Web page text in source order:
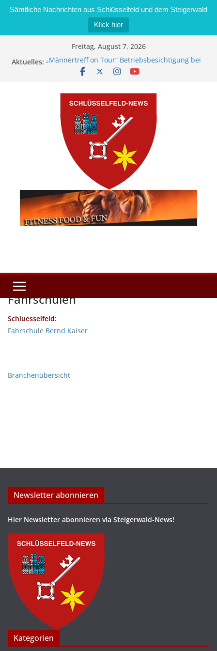
Sämtliche Nachrichten aus Schlüsselfeld und dem Steigerwald
Klick hier
Freitag, August 7, 2026
Aktuelles: „Männertreff on Tour“ Betriebsbesichtigung bei
der Schreinerei Zimmermann GmbH
Kontrolle
Stadt Schlüsselfeld bietet Online-Anmeldung für
Kindergartenplätze an
Dieseldiebstahl im Wert von 600 Euro
Fahrschulen
Schluesselfeld:
Fahrschule Bernd Kaiser
Branchenübersicht
Newsletter abonnieren
Hier Newsletter abonnieren via Steigerwald-News!
Kategorien